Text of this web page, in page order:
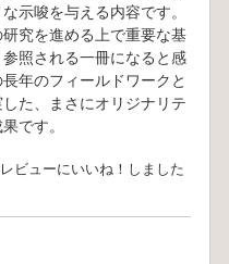
示唆を与える内容です。
究を進める上で重要な基
照される一冊になると感
年のフィールドワークと
た、まさにオリジナリテ
です。
ビューにいいね！しました